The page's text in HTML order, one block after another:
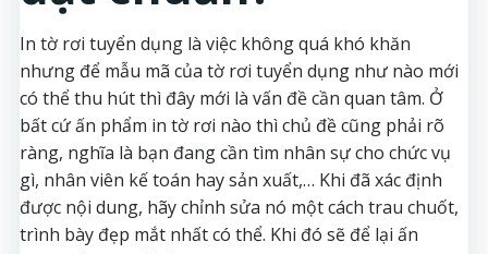
In tờ rơi tuyển dụng là việc không quá khó khăn
nhưng để mẫu mã của tờ rơi tuyển dụng như nào mới
có thể thu hút thì đây mới là vấn đề cần quan tâm. Ở
bất cứ ấn phẩm in tờ rơi nào thì chủ đề cũng phải rõ
ràng, nghĩa là bạn đang cần tìm nhân sự cho chức vụ
gì, nhân viên kế toán hay sản xuất,… Khi đã xác định
được nội dung, hãy chỉnh sửa nó một cách trau chuốt,
trình bày đẹp mắt nhất có thể. Khi đó sẽ để lại ấn